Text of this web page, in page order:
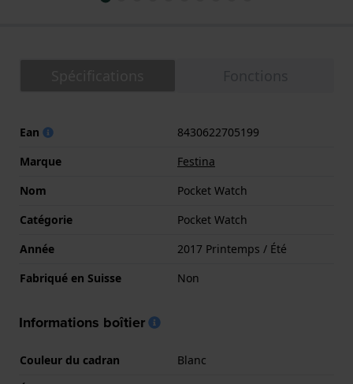
Ean
8430622705199
Marque
Festina
Nom
Pocket Watch
Catégorie
Pocket Watch
Année
2017 Printemps / Été
Fabriqué en Suisse
Non
Informations boîtier
Couleur du cadran
Blanc